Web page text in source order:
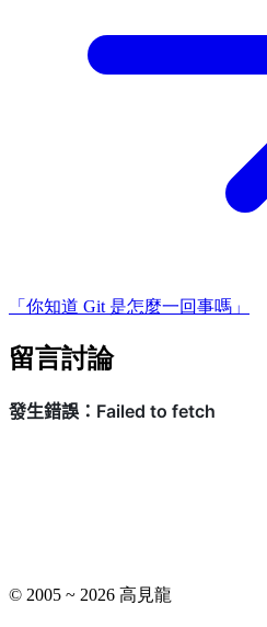
「你知道 Git 是怎麼一回事嗎」
留言討論
© 2005 ~ 2026 高見龍